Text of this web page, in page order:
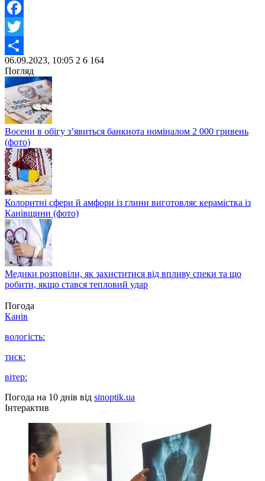
Facebook
Twitter
Share
06.09.2023, 10:05 2 6 164
Погляд
Восени в обігу з’явиться банкнота номіналом 2 000 гривень
(фото)
Колоритні сфери й амфори із глини виготовляє керамістка із
Канівщини (фото)
Медики розповіли, як захиститися від впливу спеки та що
робити, якщо стався тепловий удар
Погода
Канів
вологість:
тиск:
вітер:
Погода на 10 днів від sinoptik.ua
Інтерактив